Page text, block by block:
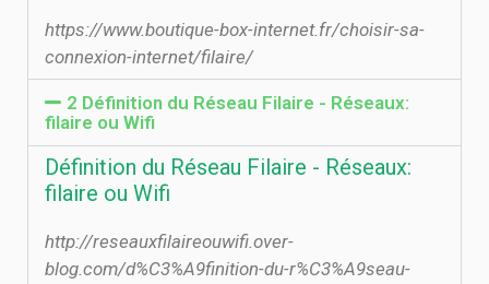
https://www.boutique-box-internet.fr/choisir-sa-
connexion-internet/filaire/
2 Définition du Réseau Filaire - Réseaux:
filaire ou Wifi
Définition du Réseau Filaire - Réseaux:
filaire ou Wifi
http://reseauxfilaireouwifi.over-
blog.com/d%C3%A9finition-du-r%C3%A9seau-